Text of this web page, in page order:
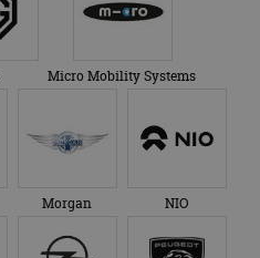
Micro Mobility Systems
Morgan NIO